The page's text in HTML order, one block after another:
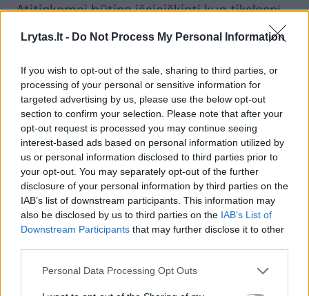
Lrytas.lt - Do Not Process My Personal Information
If you wish to opt-out of the sale, sharing to third parties, or
processing of your personal or sensitive information for
targeted advertising by us, please use the below opt-out
section to confirm your selection. Please note that after your
opt-out request is processed you may continue seeing
interest-based ads based on personal information utilized by
us or personal information disclosed to third parties prior to
your opt-out. You may separately opt-out of the further
disclosure of your personal information by third parties on the
IAB’s list of downstream participants. This information may
also be disclosed by us to third parties on the IAB’s List of
Downstream Participants that may further disclose it to other
Personal Data Processing Opt Outs
„Atitinkamai būtina išsiaiškinti kuo tikslesnį
sergančiųjų šeimoje ratą, kad galėtume juos
sutrikimų, skirdami medikamentinį gydymą.
Jis šiai dienai – labai efektyvus, o bendras
gyvensenos keitimas šios ligos atveju gali
būti taip pat gyvybę gelbstintis“, – teigė dr.
N. Bileišienė.
Vis dėlto, gydytoja sako susidurianti su
žmonių nepatiklumu ir abejingumu esamai
situacijai. „Deja, anaiptol ne visi sergančių
neretai net nesivargina informuoti giminaičių